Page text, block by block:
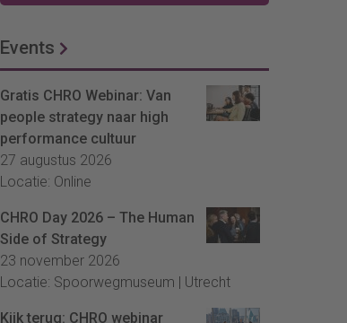
Events
Gratis CHRO Webinar: Van
people strategy naar high
performance cultuur
27 augustus 2026
Locatie: Online
CHRO Day 2026 – The Human
Side of Strategy
23 november 2026
Locatie: Spoorwegmuseum | Utrecht
Kijk terug: CHRO webinar